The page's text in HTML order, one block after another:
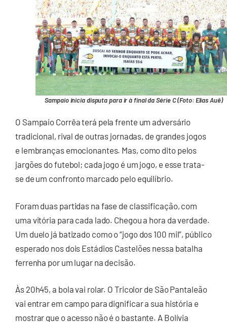
Sampaio inicia disputa para ir à final da Série C (Foto: Elias Auê)
O Sampaio Corrêa terá pela frente um adversário
tradicional, rival de outras jornadas, de grandes jogos
e lembranças emocionantes. Mas, como dito pelos
jargões do futebol; cada jogo é um jogo, e esse trata-
se de um confronto marcado pelo equilíbrio.
Foram duas partidas na fase de classificação, com
uma vitória para cada lado. Chegou a hora da verdade.
Um duelo já batizado como o “jogo dos 100 mil”, público
esperado nos dois Estádios Castelões nessa batalha
ferrenha por um lugar na decisão.
Às 20h45, a bola vai rolar. O Tricolor de São Pantaleão
vai entrar em campo para dignificar a sua história e
mostrar que o acesso não é o bastante. A Bolívia